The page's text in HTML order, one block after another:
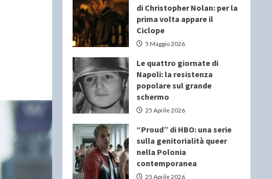
di Christopher Nolan: per la
prima volta appare il
Ciclope
5 Maggio 2026
Le quattro giornate di
Napoli: la resistenza
popolare sul grande
schermo
25 Aprile 2026
“Proud” di HBO: una serie
sulla genitorialità queer
nella Polonia
contemporanea
25 Aprile 2026